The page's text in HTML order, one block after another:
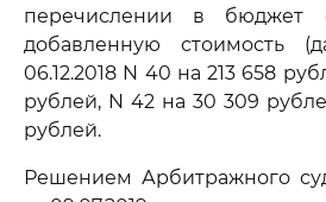
перечислении в бюджет
добавленную стоимость
06.12.2018 N 40 на 213 658
рублей, N 42 на 30 309
рублей.
Решением Арбитражного